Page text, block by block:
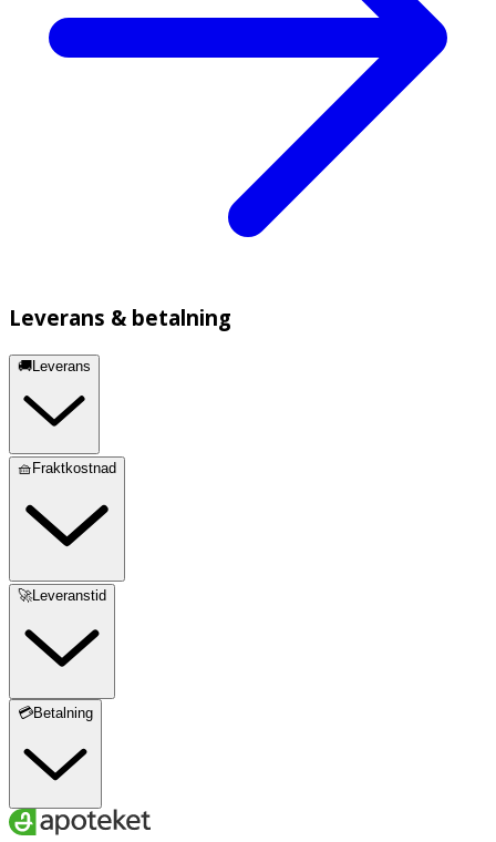
Leverans & betalning
🚚Leverans
🧺Fraktkostnad
🚀Leveranstid
💳Betalning